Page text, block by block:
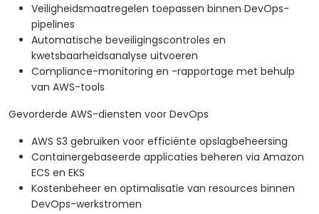
Veiligheidsmaatregelen toepassen binnen DevOps-
pipelines
Automatische beveiligingscontroles en
kwetsbaarheidsanalyse uitvoeren
Compliance-monitoring en -rapportage met behulp
van AWS-tools
Gevorderde AWS-diensten voor DevOps
AWS S3 gebruiken voor efficiënte opslagbeheersing
Containergebaseerde applicaties beheren via Amazon
ECS en EKS
Kostenbeheer en optimalisatie van resources binnen
DevOps-werkstromen